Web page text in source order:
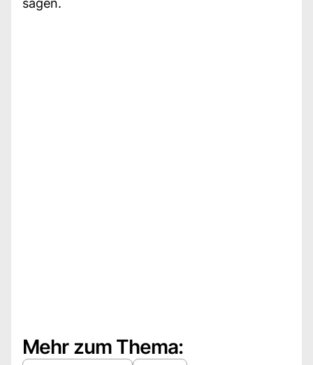
sagen.
Mehr zum Thema: